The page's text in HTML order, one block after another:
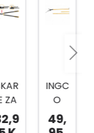
INGC
O
ŠKAR
E ZA
49,
INGC
O
ŠKAR
E ZA
33,9